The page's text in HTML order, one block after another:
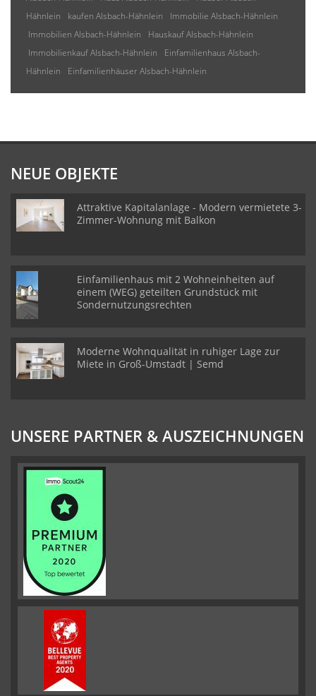
Hähnlein
kaufen Alsbach-Hähnlein
Immobilie Alsbach-Hähnlein
Immobilien Alsbach-Hähnlein
Hauskauf Alsbach-Hähnlein
Immobilienkauf Alsbach-Hähnlein
Einfamilienhaus Alsbach-
Hähnlein
Einfamilienhäuser Alsbach-Hähnlein
NEUE OBJEKTE
Attraktive Kapitalanlage - Modern vermietete 3-
Zimmer-Wohnung mit Balkon
Einfamilienhaus mit 2 Wohneinheiten auf
einem (WEG) geteilten Grundstück mit
Sondernutzungsrechten
Moderne Wohnqualität in ruhiger Lage zur
Miete in Groß-Umstadt | Semd
UNSERE PARTNER & AUSZEICHNUNGEN